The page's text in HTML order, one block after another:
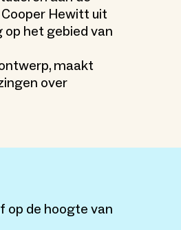
Hewitt uit
op het gebied van
maakt
over
op de hoogte van